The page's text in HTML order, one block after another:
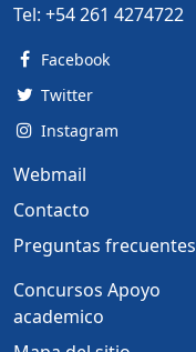
Tel: +54 261 4274722
Facebook
Twitter
Instagram
Webmail
Contacto
Preguntas frecuentes
Concursos Apoyo
academico